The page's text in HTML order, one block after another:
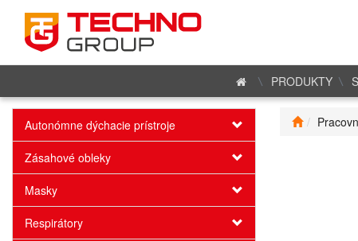
PRODUKTY
Autonómne dýchacie prístroje
Zásahové obleky
Masky
Respirátory